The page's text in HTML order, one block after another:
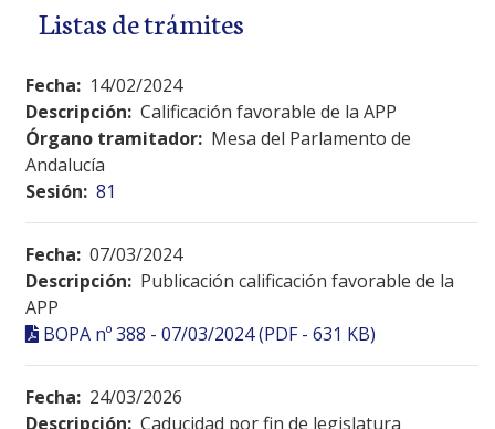
Listas de trámites
Fecha: 14/02/2024
Descripción: Calificación favorable de la APP
Órgano tramitador: Mesa del Parlamento de
Andalucía
Sesión: 81
Fecha: 07/03/2024
Descripción: Publicación calificación favorable de la
APP
BOPA nº 388 - 07/03/2024 (PDF - 631 KB)
Fecha: 24/03/2026
Descripción: Caducidad por fin de legislatura